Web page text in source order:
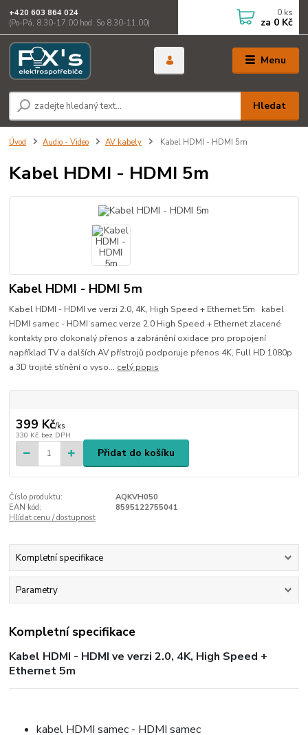
Menu
Hledat
+420 603 864 024
(Po-Pá, 8.30-17.00 hod. So 8.30-11.00)
0 ks
za 0 Kč
Úvod Audio - Video AV kabely Kabel HDMI - HDMI 5m
Kabel HDMI - HDMI 5m
Kabel HDMI - HDMI 5m
Kabel HDMI - HDMI ve verzi 2.0, 4K, High Speed + Ethernet 5m kabel
HDMI samec - HDMI samec verze 2.0 High Speed + Ethernet zlacené
kontakty pro dokonalý přenos a zabránění oxidace pro propojení
například TV a dalších AV přístrojů podporuje přenos 4K, Full HD 1080p
a 3D trojité stínění o vyso... celý popis
399 Kč/ks
330 Kč bez DPH
Přidat do košíku
Číslo produktu:
AQKVH050
EAN kód:
8595122755041
Hlídat cenu / dostupnost
Kompletní specifikace
Parametry
Kompletní specifikace
Kabel HDMI - HDMI ve verzi 2.0, 4K, High Speed +
Ethernet 5m
kabel HDMI samec - HDMI samec